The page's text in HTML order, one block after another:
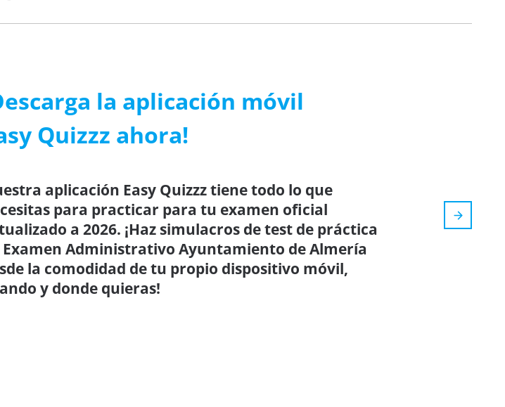
la aplicación móvil
Quizzz ahora!
aplicación Easy Quizzz tiene todo lo que
para practicar para tu examen oficial
a 2026. ¡Haz simulacros de test de práctica
Examen Administrativo Ayuntamiento de Almería
la comodidad de tu propio dispositivo móvil,
y donde quieras!